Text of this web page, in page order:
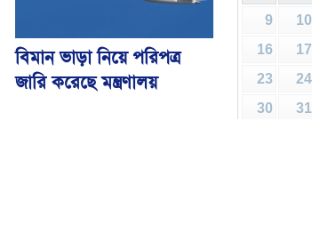
বিমান ভাড়া নিয়ে পরিপত্র
জারি করেছে মন্ত্রণালয়
9
10
16
17
23
24
30
31